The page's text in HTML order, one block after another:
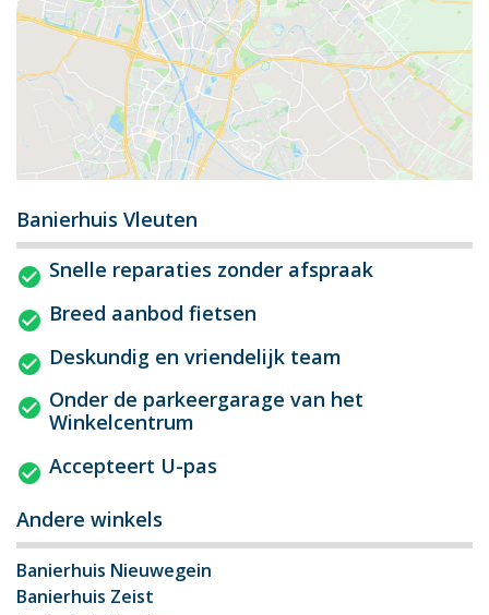
Banierhuis Vleuten
Snelle reparaties zonder afspraak
Breed aanbod fietsen
Deskundig en vriendelijk team
Onder de parkeergarage van het
Winkelcentrum
Accepteert U-pas
Andere winkels
Banierhuis Nieuwegein
Banierhuis Zeist